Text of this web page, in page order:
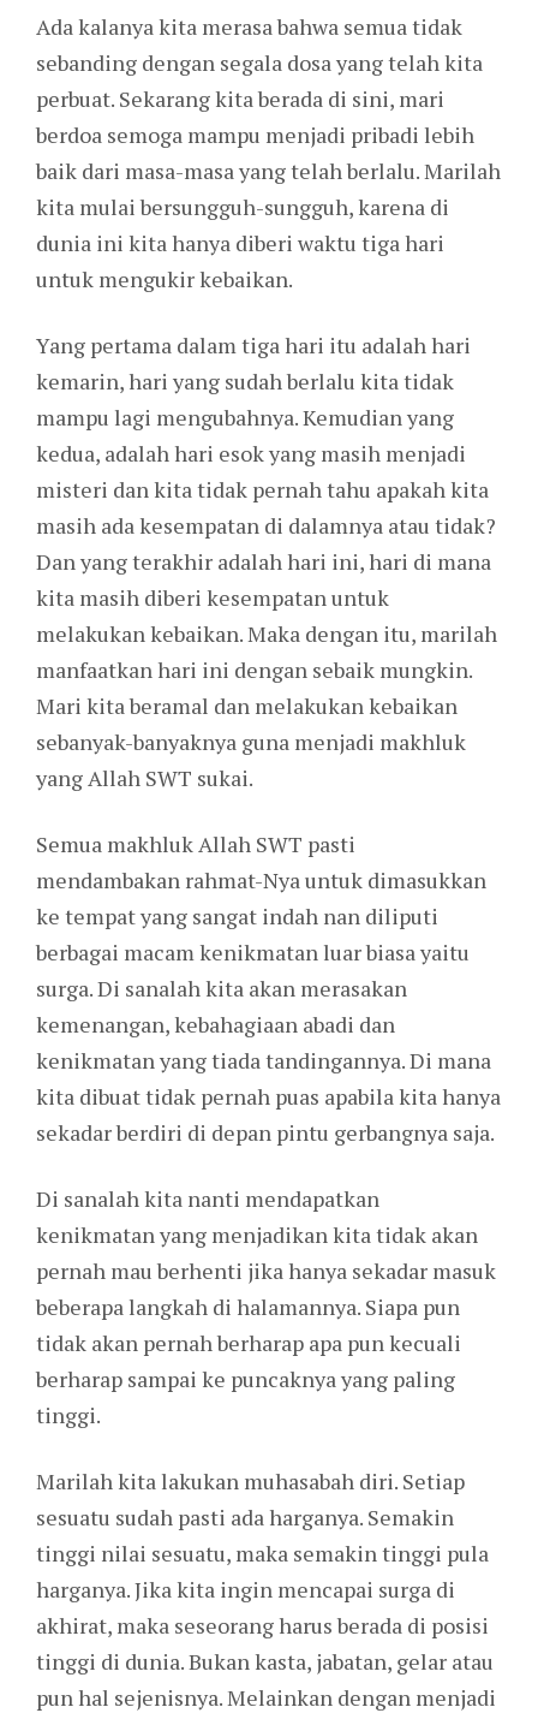
Ada kalanya kita merasa bahwa semua tidak
sebanding dengan segala dosa yang telah kita
perbuat. Sekarang kita berada di sini, mari
berdoa semoga mampu menjadi pribadi lebih
baik dari masa-masa yang telah berlalu. Marilah
kita mulai bersungguh-sungguh, karena di
dunia ini kita hanya diberi waktu tiga hari
untuk mengukir kebaikan.
Yang pertama dalam tiga hari itu adalah hari
kemarin, hari yang sudah berlalu kita tidak
mampu lagi mengubahnya. Kemudian yang
kedua, adalah hari esok yang masih menjadi
misteri dan kita tidak pernah tahu apakah kita
masih ada kesempatan di dalamnya atau tidak?
Dan yang terakhir adalah hari ini, hari di mana
kita masih diberi kesempatan untuk
melakukan kebaikan. Maka dengan itu, marilah
manfaatkan hari ini dengan sebaik mungkin.
Mari kita beramal dan melakukan kebaikan
sebanyak-banyaknya guna menjadi makhluk
yang Allah SWT sukai.
Semua makhluk Allah SWT pasti
mendambakan rahmat-Nya untuk dimasukkan
ke tempat yang sangat indah nan diliputi
berbagai macam kenikmatan luar biasa yaitu
surga. Di sanalah kita akan merasakan
kemenangan, kebahagiaan abadi dan
kenikmatan yang tiada tandingannya. Di mana
kita dibuat tidak pernah puas apabila kita hanya
sekadar berdiri di depan pintu gerbangnya saja.
Di sanalah kita nanti mendapatkan
kenikmatan yang menjadikan kita tidak akan
pernah mau berhenti jika hanya sekadar masuk
beberapa langkah di halamannya. Siapa pun
tidak akan pernah berharap apa pun kecuali
berharap sampai ke puncaknya yang paling
tinggi.
Marilah kita lakukan muhasabah diri. Setiap
sesuatu sudah pasti ada harganya. Semakin
tinggi nilai sesuatu, maka semakin tinggi pula
harganya. Jika kita ingin mencapai surga di
akhirat, maka seseorang harus berada di posisi
tinggi di dunia. Bukan kasta, jabatan, gelar atau
pun hal sejenisnya. Melainkan dengan menjadi